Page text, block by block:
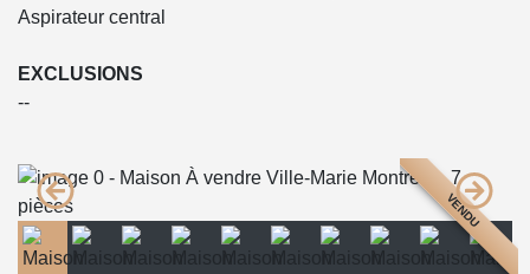
Aspirateur central
EXCLUSIONS
--
VENDU